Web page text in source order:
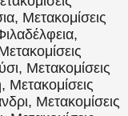
Μετακομίσεις
Μετακομίσεις
Μετακομίσεις
Μετακομίσεις